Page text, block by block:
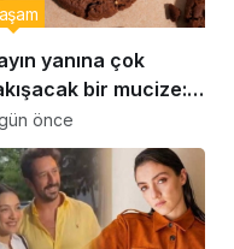
yanına çok
bir mucize:
tadında ıslak
tarifi…
önce